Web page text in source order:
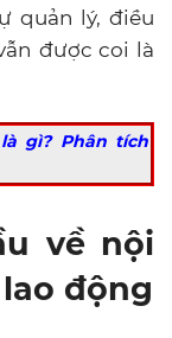
quản lý, điều
được coi là
gì? Phân tích
về nội
động